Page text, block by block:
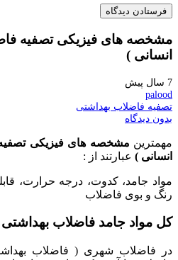
فرستادن دیدگاه
مشخصه های فیزیکی تصفیه
انسانی )
7 سال پیش
palood
تصفیه فاضلاب بهداشتی
بدون دیدگاه
مهمترین مشخصه های فیزیکی
انسانی ) عبارتند از :
مواد جامد، کدوت، درجه حرارت،
رنگ و بوی فاضلاب
کل مواد جامد فاضلاب